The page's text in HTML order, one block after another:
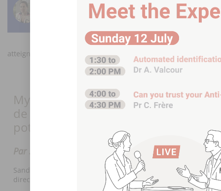
peuvent aider les laboratoires
à relever les défis auxquels ils
sont confrontés, tels que le
manque de personnel et la
pression des coûts, tout en
atteignant la plus grande fiabilité des diagnostics.
​MyOptiLab : analyse du flux de travail
de votre laboratoire à son plein
potentiel
Par Sandrine Richard
Sandrine Richard, directrice générale de Stago Australie et
directrice de la division Asie-Pacifique, a présenté
MyOptiLab.